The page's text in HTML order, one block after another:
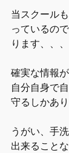
当スクール
っているの
ります、、、
確実な情報
自分自身で
守るしかあり
うがい、手
出来ること